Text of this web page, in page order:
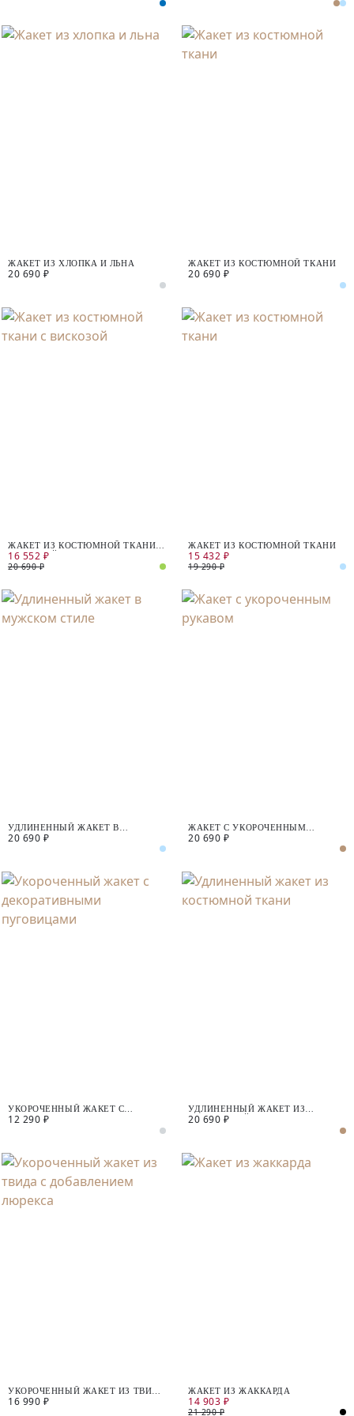
ЖАКЕТ ИЗ ХЛОПКА И ЛЬНА
20 690 ₽
ЖАКЕТ ИЗ КОСТЮМНОЙ ТКАНИ
20 690 ₽
ЖАКЕТ ИЗ КОСТЮМНОЙ ТКАНИ С
ВИСКОЗОЙ
16 552 ₽
20 690 ₽
ЖАКЕТ ИЗ КОСТЮМНОЙ ТКАНИ
15 432 ₽
19 290 ₽
УДЛИНЕННЫЙ ЖАКЕТ В
МУЖСКОМ СТИЛЕ
20 690 ₽
ЖАКЕТ С УКОРОЧЕННЫМ
РУКАВОМ
20 690 ₽
УКОРОЧЕННЫЙ ЖАКЕТ С
ДЕКОРАТИВНЫМИ ПУГОВИЦАМИ
12 290 ₽
УДЛИНЕННЫЙ ЖАКЕТ ИЗ
КОСТЮМНОЙ ТКАНИ
20 690 ₽
УКОРОЧЕННЫЙ ЖАКЕТ ИЗ ТВИДА
С ДОБАВЛЕНИЕМ ЛЮРЕКСА
16 990 ₽
ЖАКЕТ ИЗ ЖАККАРДА
14 903 ₽
21 290 ₽